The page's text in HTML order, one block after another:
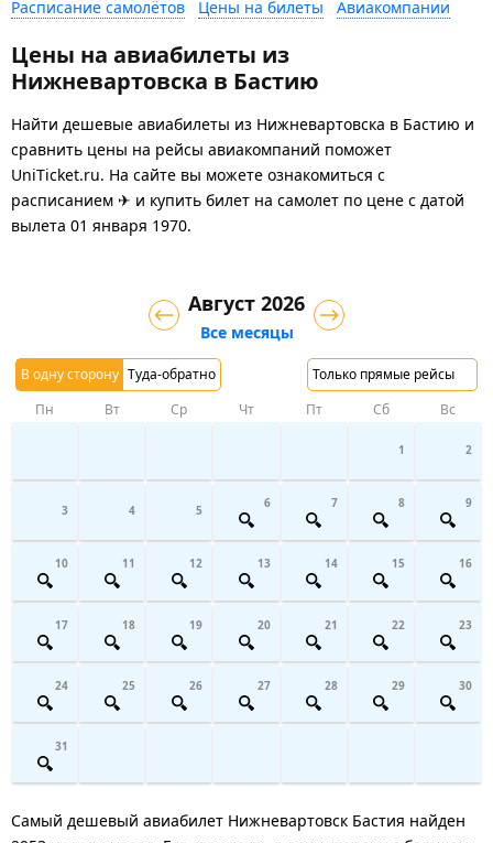
Расписание самолётов Цены на билеты Авиакомпании
Цены на авиабилеты из
Нижневартовска в Бастию
Найти дешевые авиабилеты из Нижневартовска в Бастию и
сравнить цены на рейсы авиакомпаний поможет
UniTicket.ru. На сайте вы можете ознакомиться с
расписанием ✈ и купить билет на самолет по цене с датой
вылета 01 января 1970.
В одну сторону Туда-обратно Только прямые рейсы
Август 2026
Все месяцы
Пн Вт Ср Чт Пт Сб Вс
1 2
3 4 5 6 7 8 9
10 11 12 13 14 15 16
17 18 19 20 21 22 23
24 25 26 27 28 29 30
31
Самый дешевый авиабилет Нижневартовск Бастия найден